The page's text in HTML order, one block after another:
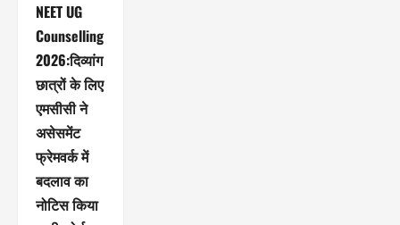
NEET UG
Counselling
2026:दिव्यांग
छात्रों के लिए
एमसीसी ने
असेसमेंट
फ्रेमवर्क में
बदलाव का
नोटिस किया